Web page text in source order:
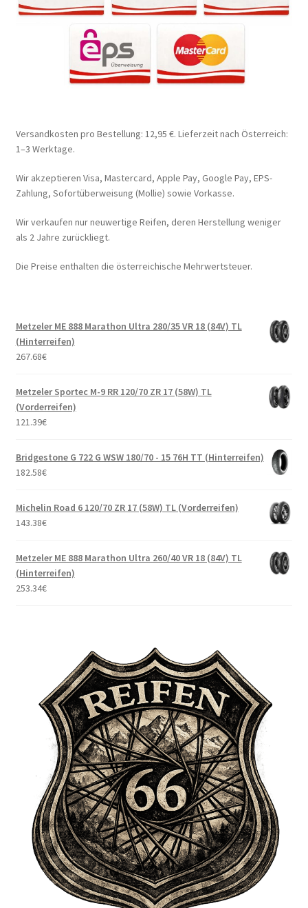
Versandkosten pro Bestellung: 12,95 €. Lieferzeit nach Österreich:
1–3 Werktage.
Wir akzeptieren Visa, Mastercard, Apple Pay, Google Pay, EPS-
Zahlung, Sofortüberweisung (Mollie) sowie Vorkasse.
Wir verkaufen nur neuwertige Reifen, deren Herstellung weniger
als 2 Jahre zurückliegt.
Die Preise enthalten die österreichische Mehrwertsteuer.
Metzeler ME 888 Marathon Ultra 280/35 VR 18 (84V) TL
(Hinterreifen)
267.68€
Metzeler Sportec M-9 RR 120/70 ZR 17 (58W) TL
(Vorderreifen)
121.39€
Bridgestone G 722 G WSW 180/70 - 15 76H TT (Hinterreifen)
182.58€
Michelin Road 6 120/70 ZR 17 (58W) TL (Vorderreifen)
143.38€
Metzeler ME 888 Marathon Ultra 260/40 VR 18 (84V) TL
(Hinterreifen)
253.34€